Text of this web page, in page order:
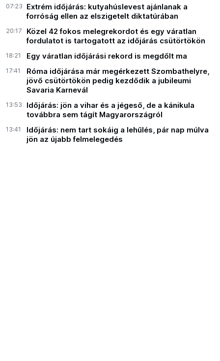
07:23
Extrém időjárás: kutyahúslevest ajánlanak a
forróság ellen az elszigetelt diktatúrában
20:17
Közel 42 fokos melegrekordot és egy váratlan
fordulatot is tartogatott az időjárás csütörtökön
18:21 Egy váratlan időjárási rekord is megdőlt ma
17:41
Róma időjárása már megérkezett Szombathelyre,
jövő csütörtökön pedig kezdődik a jubileumi
Savaria Karnevál
13:53
Időjárás: jön a vihar és a jégeső, de a kánikula
továbbra sem tágít Magyarországról
13:41
Időjárás: nem tart sokáig a lehűlés, pár nap múlva
jön az újabb felmelegedés